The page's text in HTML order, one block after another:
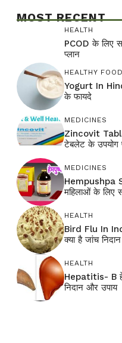
MOST RECENT
HEALTH
PCOD के लिए
प्लान
HEALTHY FOOD
Yogurt In
के फायदे
MEDICINES
Zincovit
टेबलेट के उपयोग
MEDICINES
Hempushpa
महिलाओं के लिए
HEALTH
Bird Flu In
क्या है जांच
HEALTH
Hepatitis- B
निदान और उपाय